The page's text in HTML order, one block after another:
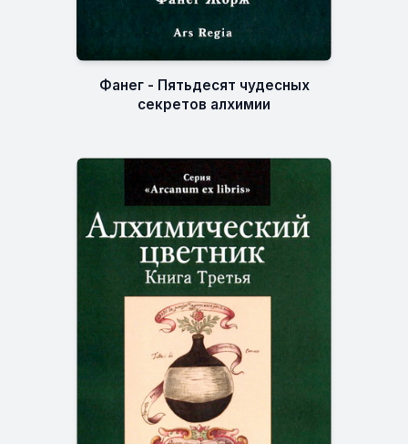
Фанег - Пятьдесят чудесных
секретов алхимии